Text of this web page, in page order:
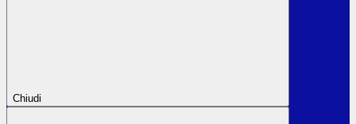
Chiudi